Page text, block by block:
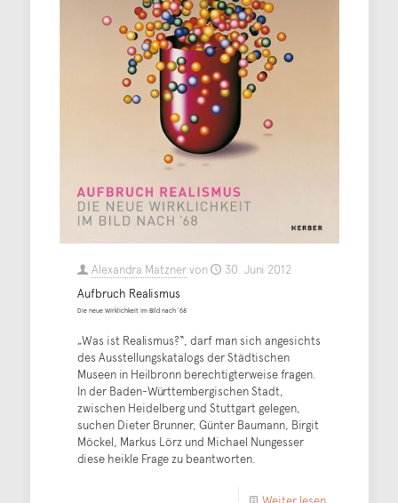
Alexandra Matznervon
30. Juni 2012
Aufbruch Realismus
Die neue Wirklichkeit im Bild nach '68
„Was ist Realismus?“, darf man sich angesichts
des Ausstellungskatalogs der Städtischen
Museen in Heilbronn berechtigterweise fragen.
In der Baden-Württembergischen Stadt,
zwischen Heidelberg und Stuttgart gelegen,
suchen Dieter Brunner, Günter Baumann, Birgit
Möckel, Markus Lörz und Michael Nungesser
diese heikle Frage zu beantworten.